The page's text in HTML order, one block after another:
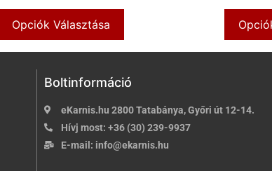
Opciók Választása
Boltinformáció
eKarnis.hu 2800 Tatabánya, Győri út 12-14.
Hívj most: +36 (30) 239-9937
E-mail: info@ekarnis.hu